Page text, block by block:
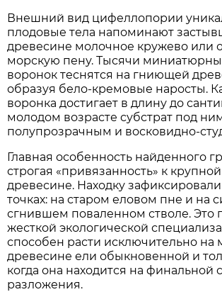
Внешний вид цифеллопории
плодовые тела напоминают
древесине молочное кружево или
морскую пену. Тысячи
воронок теснятся на гниющей
образуя бело-кремовые наросты.
воронка достигает в длину до
молодом возрасте субстрат под
полупрозрачным и восковидно-
Главная особенность найденного
строгая «привязанность» к
древесине. Находку зафиксировали
точках: на старом еловом пне и на
сгнившем поваленном стволе. Это
жесткой экологической
способен расти исключительно на
древесине ели обыкновенной и
когда она находится на финальной
разложения.